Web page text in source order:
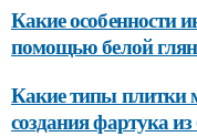
Какие особенности
помощью белой
Какие типы плитки
создания фартука